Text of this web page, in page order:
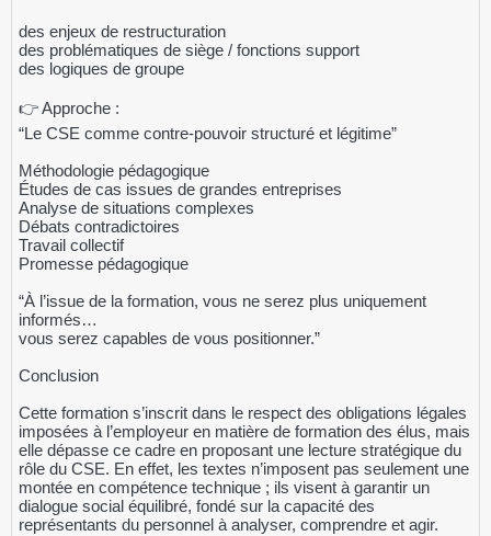
des enjeux de restructuration
des problématiques de siège / fonctions support
des logiques de groupe
👉 Approche :
“Le CSE comme contre-pouvoir structuré et légitime”
Méthodologie pédagogique
Études de cas issues de grandes entreprises
Analyse de situations complexes
Débats contradictoires
Travail collectif
Promesse pédagogique
“À l’issue de la formation, vous ne serez plus uniquement
informés…
vous serez capables de vous positionner.”
Conclusion
Cette formation s’inscrit dans le respect des obligations légales
imposées à l’employeur en matière de formation des élus, mais
elle dépasse ce cadre en proposant une lecture stratégique du
rôle du CSE. En effet, les textes n’imposent pas seulement une
montée en compétence technique ; ils visent à garantir un
dialogue social équilibré, fondé sur la capacité des
représentants du personnel à analyser, comprendre et agir.